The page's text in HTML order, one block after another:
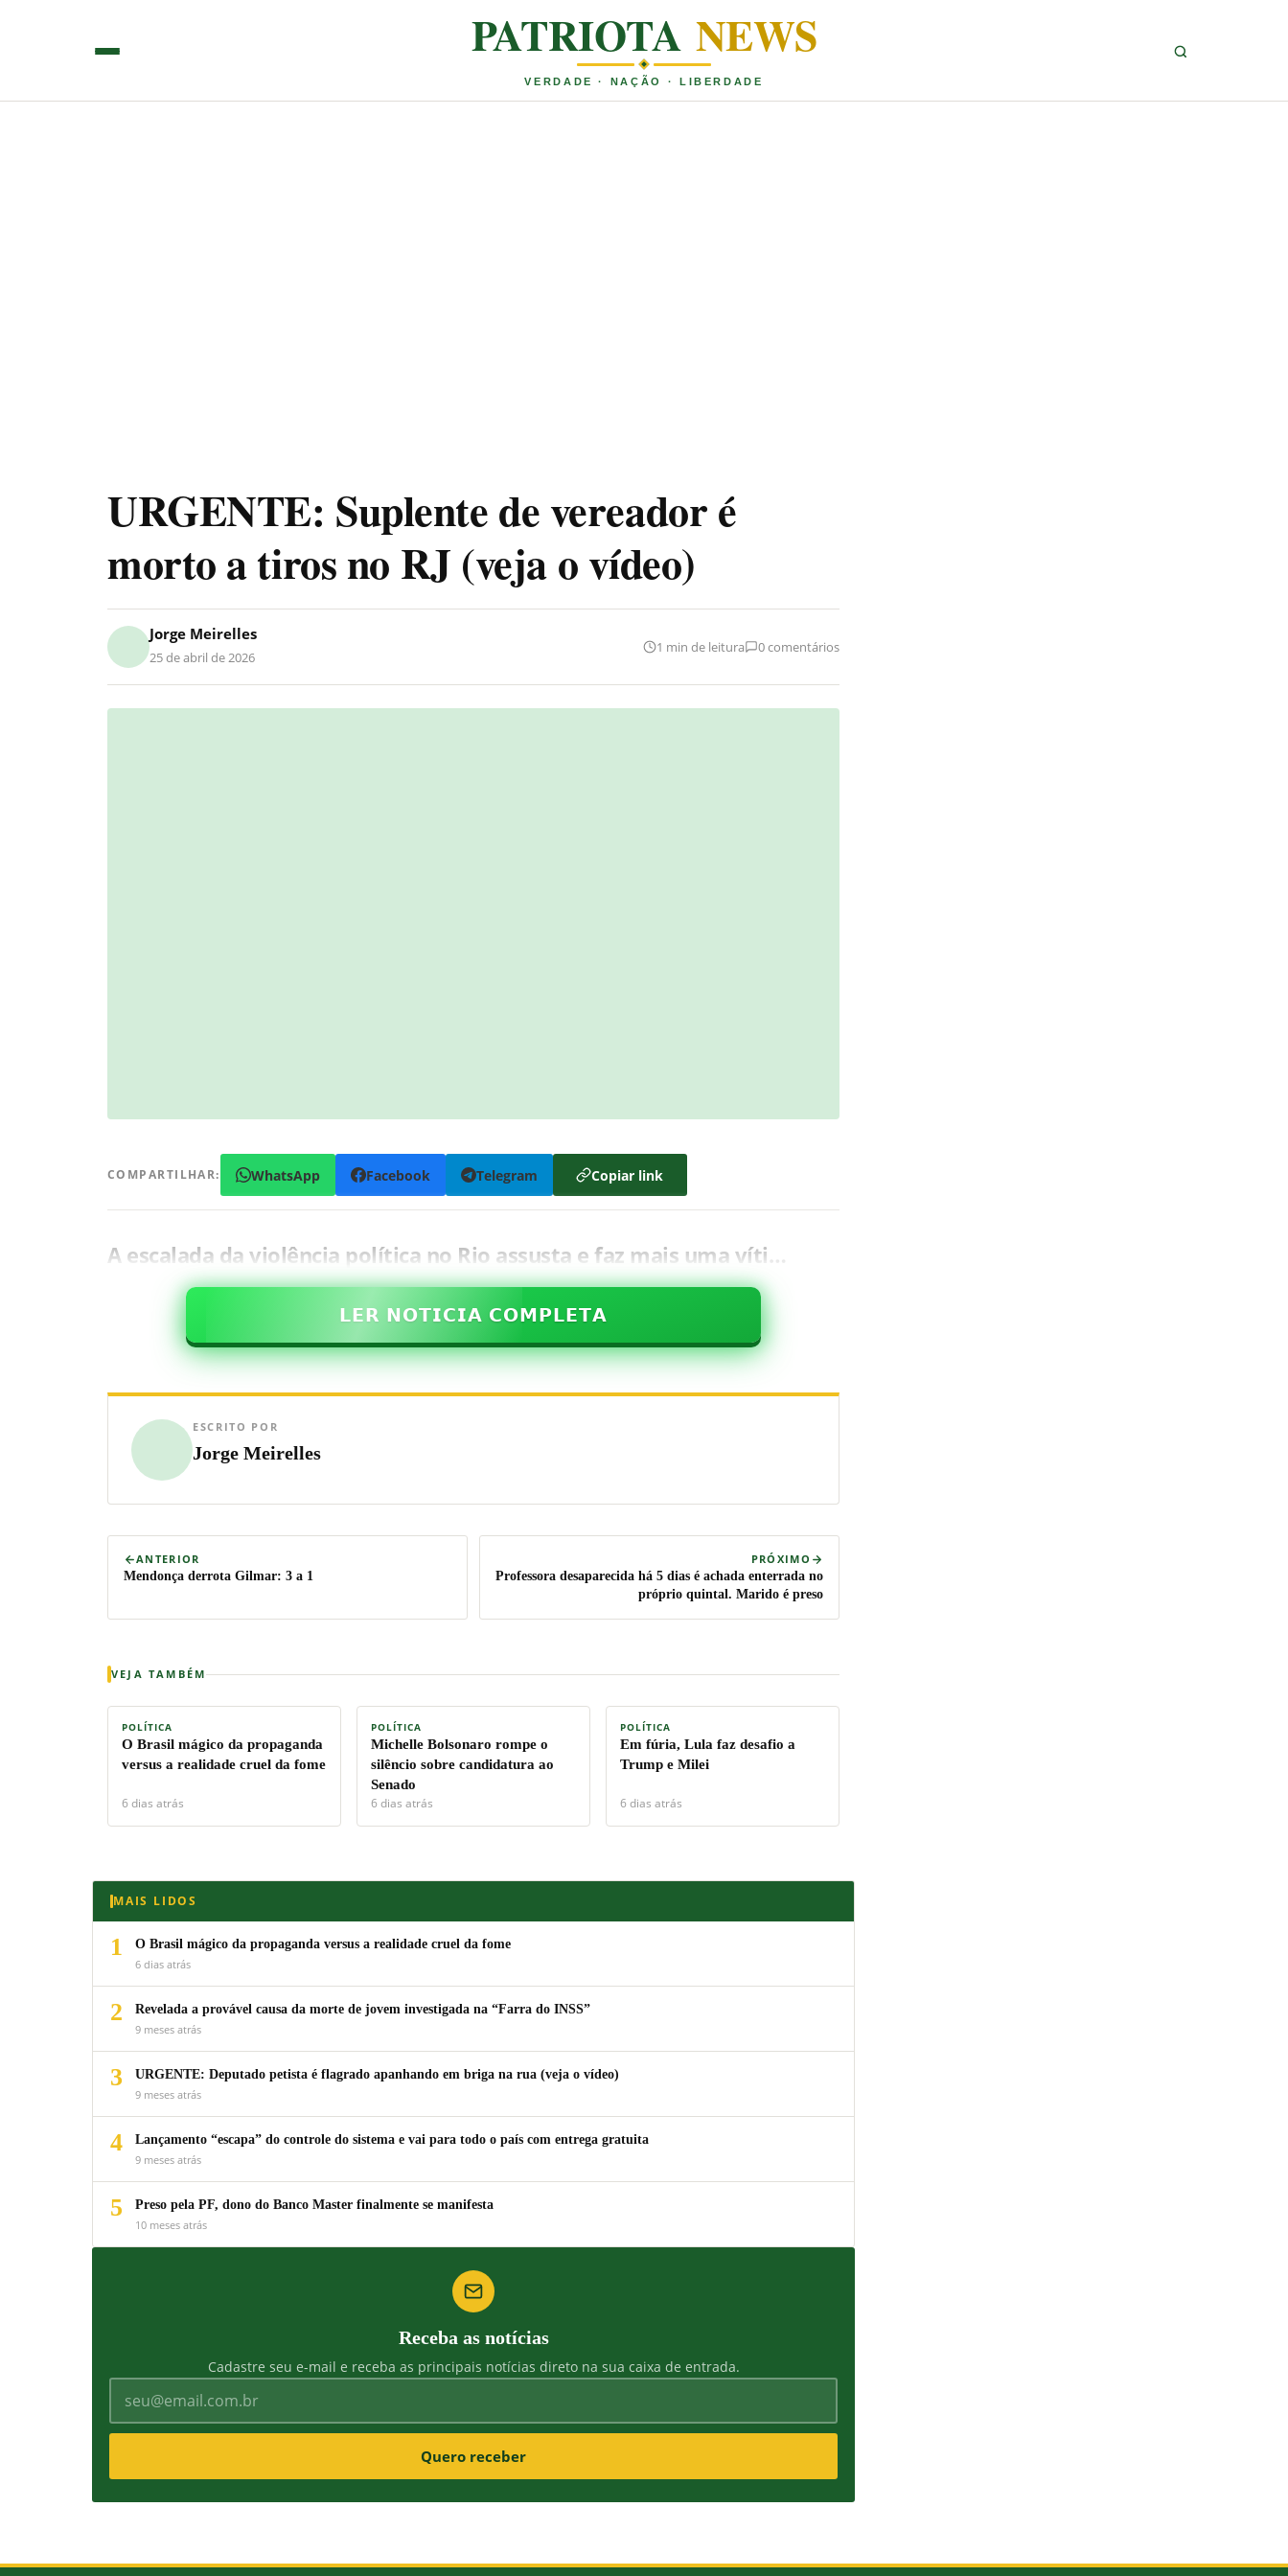
PATRIOTA NEWS
VERDADE · NAÇÃO · LIBERDADE
URGENTE: Suplente de vereador é
morto a tiros no RJ (veja o vídeo)
Jorge Meirelles
25 de abril de 2026
1 min de leitura 0 comentários
COMPARTILHAR: WhatsApp Facebook Telegram Copiar link
A escalada da violência política no Rio assusta e faz mais uma víti…
𝗟𝗘𝗥 𝗡𝗢𝗧𝗜𝗖𝗜𝗔 𝗖𝗢𝗠𝗣𝗟𝗘𝗧𝗔
ESCRITO POR
Jorge Meirelles
ANTERIOR
Mendonça derrota Gilmar: 3 a 1
PRÓXIMO
Professora desaparecida há 5 dias é achada enterrada no
próprio quintal. Marido é preso
VEJA TAMBÉM
POLÍTICA
O Brasil mágico da propaganda
versus a realidade cruel da fome
6 dias atrás
POLÍTICA
Michelle Bolsonaro rompe o
silêncio sobre candidatura ao
Senado
6 dias atrás
POLÍTICA
Em fúria, Lula faz desafio a
Trump e Milei
6 dias atrás
MAIS LIDOS
1
O Brasil mágico da propaganda versus a realidade cruel da fome
6 dias atrás
2
Revelada a provável causa da morte de jovem investigada na “Farra do INSS”
9 meses atrás
3
URGENTE: Deputado petista é flagrado apanhando em briga na rua (veja o vídeo)
9 meses atrás
4
Lançamento “escapa” do controle do sistema e vai para todo o país com entrega gratuita
9 meses atrás
5
Preso pela PF, dono do Banco Master finalmente se manifesta
10 meses atrás
Receba as notícias
Cadastre seu e-mail e receba as principais notícias direto na sua caixa de entrada.
Quero receber